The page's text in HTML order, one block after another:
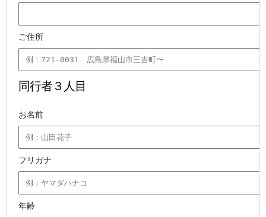
ご住所
同行者３人目
お名前
フリガナ
年齢